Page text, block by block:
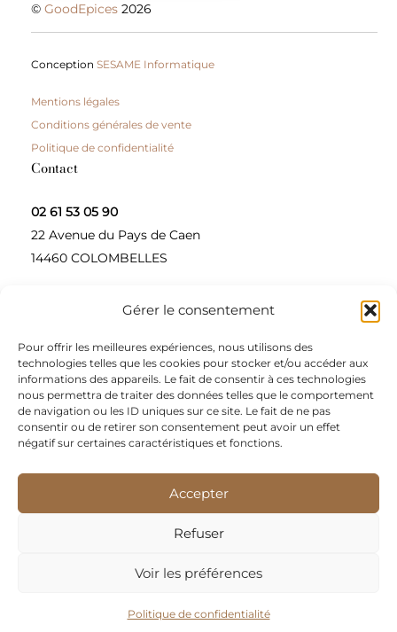
Gérer le consentement
Pour offrir les meilleures expériences, nous utilisons des
technologies telles que les cookies pour stocker et/ou accéder aux
informations des appareils. Le fait de consentir à ces technologies
nous permettra de traiter des données telles que le comportement
de navigation ou les ID uniques sur ce site. Le fait de ne pas
consentir ou de retirer son consentement peut avoir un effet
négatif sur certaines caractéristiques et fonctions.
Accepter
Refuser
Voir les préférences
Politique de confidentialité
©GoodEpices 2026
ConceptionSESAME Informatique
Mentions légales
Conditions générales de vente
Politique de confidentialité
Contact
02 61 53 05 90
22 Avenue du Pays de Caen
14460 COLOMBELLES
Contactez-nous
A propos
Une entreprise à taille humaine, concepteur et
fournisseur de produits alimentaires et d’épices pour
les restaurateurs, dont le siège social est à Colombelles
Nous sommes apporteurs d’idées, de solutions, et
répondons présents pour les demandes spécifiques des
Nos meilleures ventes